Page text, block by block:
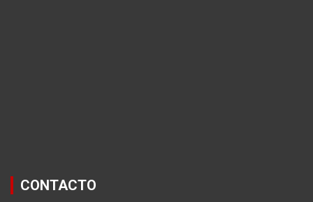
CONTACTO